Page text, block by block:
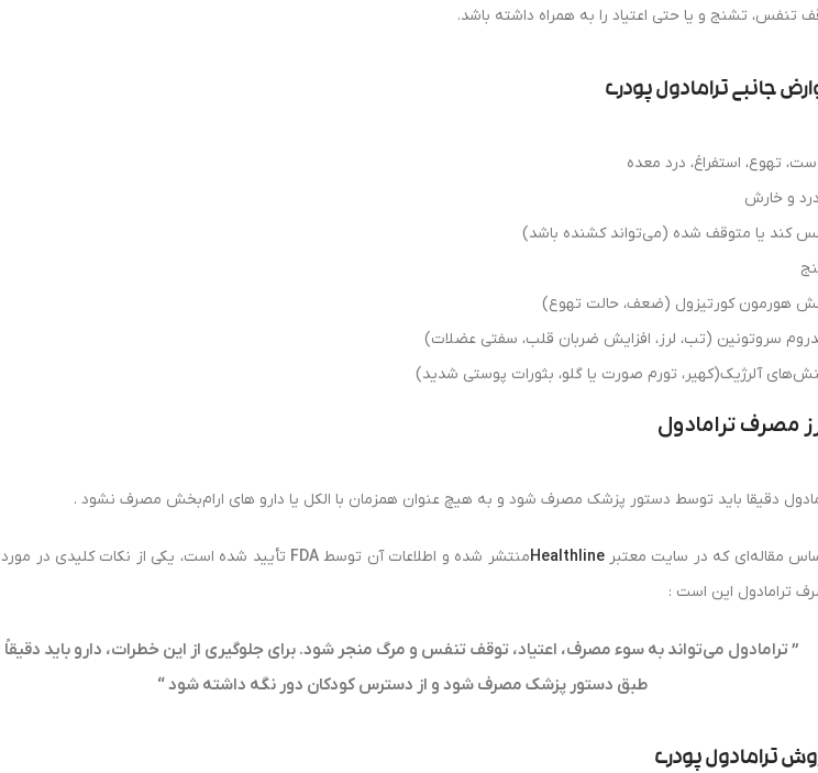
تنفس، تشنج و یا حتی اعتیاد را به همراه داشته باشد.
جانبی ترامادول پودری
تهوع، استفراغ، درد معده
و خارش
کند یا متوقف شده (می‌تواند کشنده باشد)
هورمون کورتیزول (ضعف، حالت تهوع)
سروتونین (تب، لرز، افزایش ضربان قلب، سفتی عضلات)
آلرژیک(کهیر، تورم صورت یا گلو، بثورات پوستی شدید)
مصرف ترامادول
دقیقا باید توسط دستور پزشک مصرف شود و به هیچ عنوان همزمان با الکل یا دارو های ارام‌بخش مصرف نشود .
مقاله‌ای که در سایت معتبرHealthlineمنتشر شده و اطلاعات آن توسط FDA تأیید شده است، یکی از نکات کلیدی در مورد
ترامادول این است :
” ترامادول می‌تواند به سوء مصرف، اعتیاد، توقف تنفس و مرگ منجر شود. برای جلوگیری از این خطرات، دارو باید دقیقاً
طبق دستور پزشک مصرف شود و از دسترس کودکان دور نگه داشته شود “
ترامادول پودری